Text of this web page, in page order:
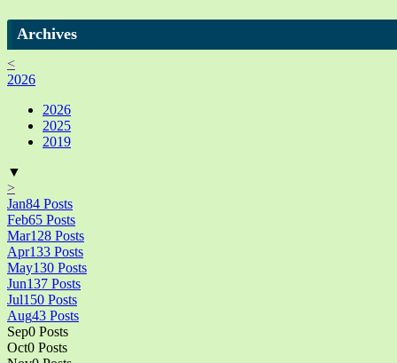
Archives
<
2026
2026
2025
2019
▼
>
Jan84 Posts
Feb65 Posts
Mar128 Posts
Apr133 Posts
May130 Posts
Jun137 Posts
Jul150 Posts
Aug43 Posts
Sep0 Posts
Oct0 Posts